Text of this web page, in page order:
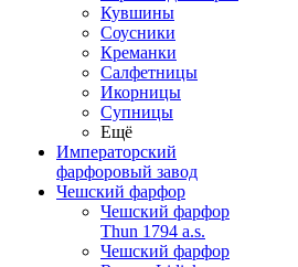
Кувшины
Соусники
Креманки
Салфетницы
Икорницы
Супницы
Ещё
Императорский
фарфоровый завод
Чешский фарфор
Чешский фарфор
Thun 1794 a.s.
Чешский фарфор